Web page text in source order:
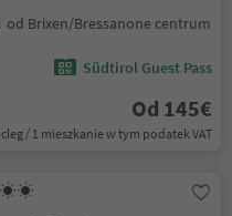
od Brixen/Bressanone centrum
Südtirol Guest Pass
Od 145€
/ 1 mieszkanie w tym podatek VAT